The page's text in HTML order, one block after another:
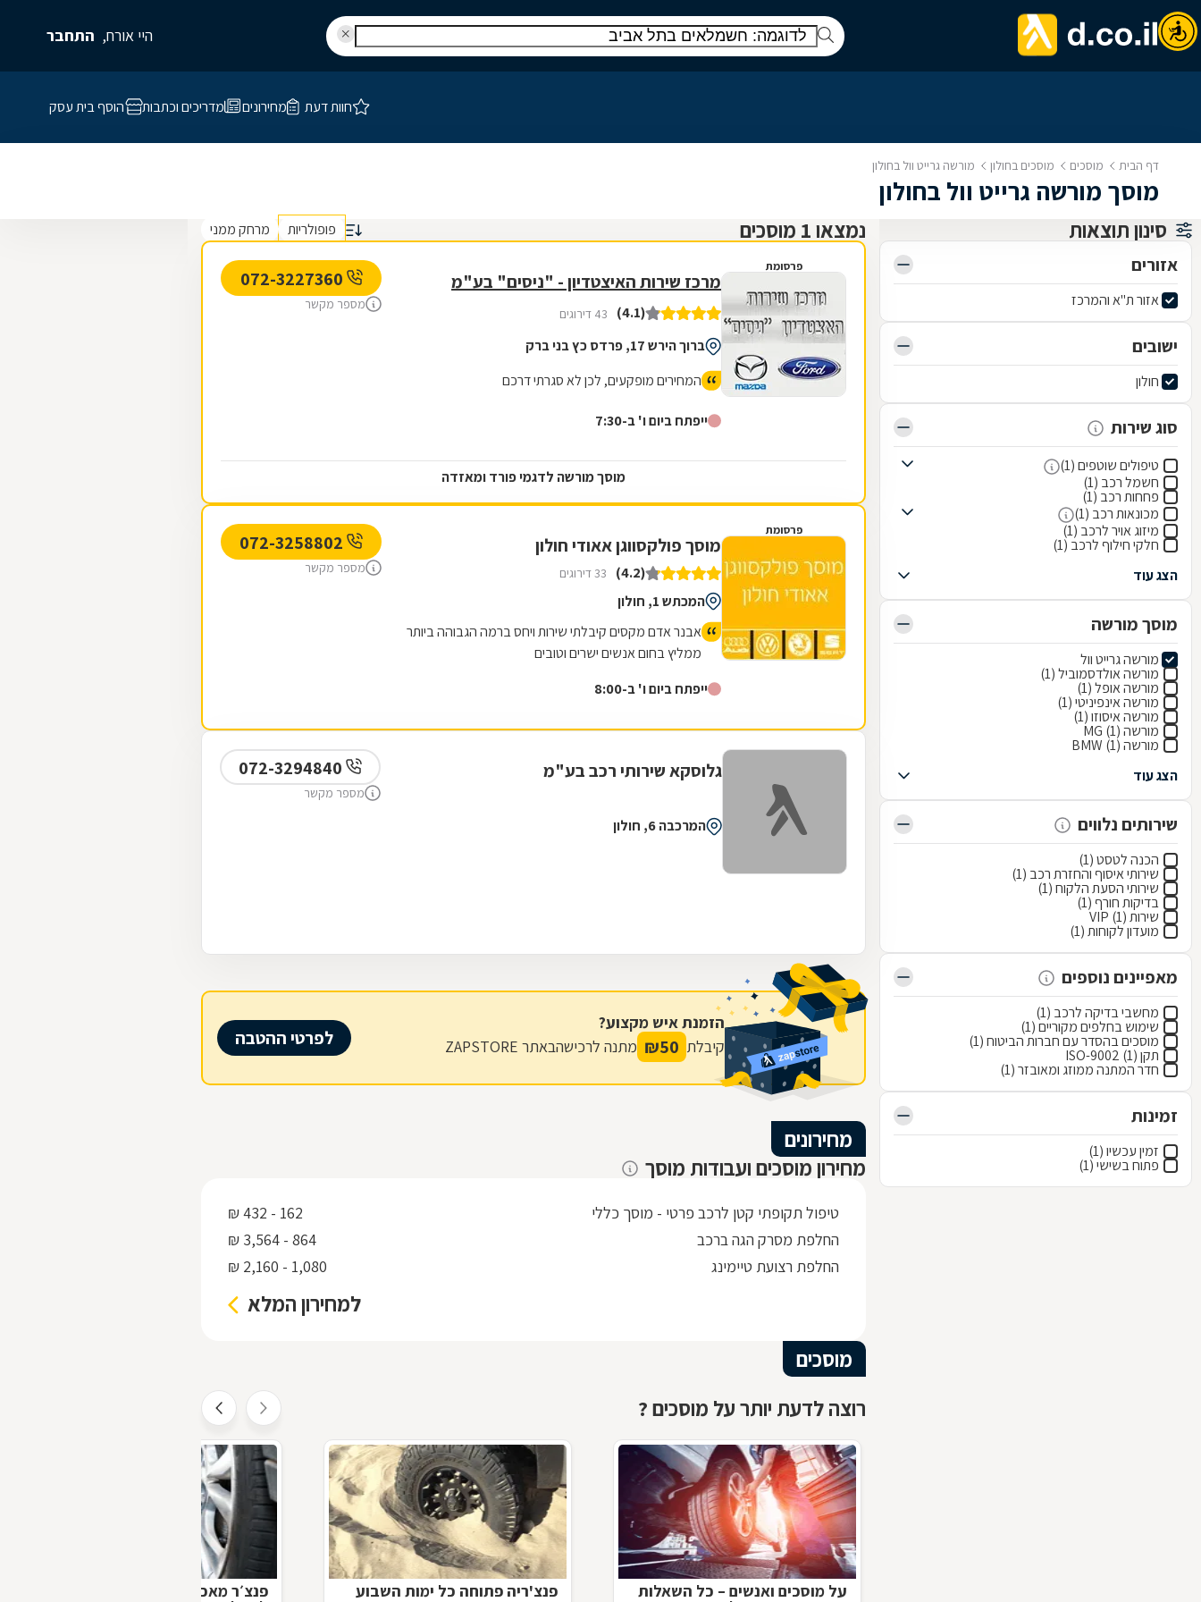
היי אורח, התחבר
חוות דעת מחירונים מדריכים וכתבות הוסף בית עסק
דף הבית מוסכים מוסכים בחולון מורשה גרייט וול בחולון
מוסך מורשה גרייט וול בחולון
סינון תוצאות
אזורים
אזור ת"א והמרכז
ישובים
חולון
סוג שירות
טיפולים שוטפים (1)
חשמל רכב (1)
פחחות רכב (1)
מכונאות רכב (1)
מיזוג אויר לרכב (1)
חלקי חילוף לרכב (1)
הצג עוד
מוסך מורשה
מורשה גרייט וול
מורשה אולדסמוביל (1)
מורשה אופל (1)
מורשה אינפיניטי (1)
מורשה איסוזו (1)
מורשה MG (1)
מורשה BMW (1)
הצג עוד
שירותים נלווים
הכנה לטסט (1)
שירותי איסוף והחזרת רכב (1)
שירותי הסעת הלקוח (1)
בדיקות חורף (1)
שירות VIP (1)
מועדון לקוחות (1)
מאפיינים נוספים
מחשבי בדיקה לרכב (1)
שימוש בחלפים מקוריים (1)
מוסכים בהסדר עם חברות הביטוח (1)
תקן ISO-9002 (1)
חדר המתנה ממוזג ומאובזר (1)
זמינות
זמין עכשיו (1)
פתוח בשישי (1)
נמצאו 1 מוסכים פופולריות מרחק ממני
פרסומת
מרכז שירות האיצטדיון - "ניסים" בע"מ
(4.1) 43 דירוגים
ברוך הירש 17, פרדס כץ בני ברק
המחירים מופקעים, לכן לא סגרתי דרכם
ייפתח ביום ו' ב-7:30
מספר מקשר
מוסך מורשה לדגמי פורד ומאזדה
פרסומת
מוסך פולקסווגן אאודי חולון
(4.2) 33 דירוגים
המכתש 1, חולון
אבנר אדם מקסים קיבלתי שירות ויחס ברמה הגבוהה ביותר
ממליץ בחום אנשים ישרים וטובים
ייפתח ביום ו' ב-8:00
מספר מקשר
גלוסקא שירותי רכב בע"מ
המרכבה 6, חולון
מספר מקשר
הזמנת איש מקצוע?
קיבלת 50
₪ מתנה לרכישהבאתר ZAPSTORE לפרטי ההטבה
מחירונים
מחירון מוסכים ועבודות מוסך
טיפול תקופתי קטן לרכב פרטי - מוסך כללי
162 - 432 ₪
החלפת מסרק הגה ברכב
864 - 3,564 ₪
החלפת רצועת טיימינג
1,080 - 2,160 ₪
למחירון המלא
מוסכים
רוצה לדעת יותר על מוסכים ?
על מוסכים ואנשים – כל השאלות פנצ'ריה פתוחה כל ימות השבוע פנצ׳ר מאכר – לכל מי שלא למד